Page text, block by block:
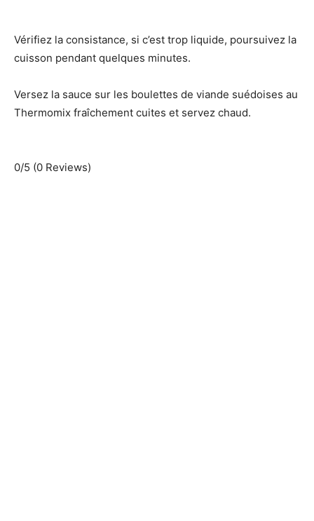
Vérifiez la consistance, si c’est trop liquide, poursuivez la
cuisson pendant quelques minutes.
Versez la sauce sur les boulettes de viande suédoises au
Thermomix fraîchement cuites et servez chaud.
0/5 (0 Reviews)